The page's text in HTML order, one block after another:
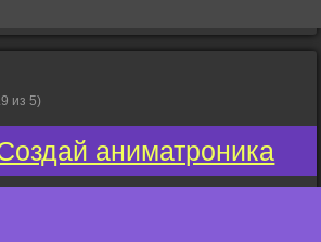
из 5)
аниматроника